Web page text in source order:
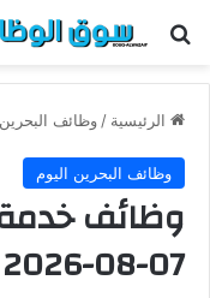
بحث عن
الرئيسية /وظائف البحرين
وظائف البحرين اليوم
وظائف خدمة
07-08-2026 للأجانب والمقيمين